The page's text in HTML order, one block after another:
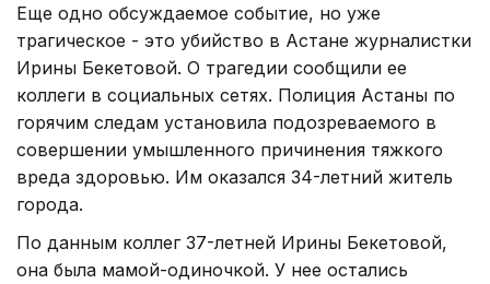
Еще одно обсуждаемое событие, но уже
трагическое - это убийство в Астане журналистки
Ирины Бекетовой. О трагедии сообщили ее
коллеги в социальных сетях. Полиция Астаны по
горячим следам установила подозреваемого в
совершении умышленного причинения тяжкого
вреда здоровью. Им оказался 34-летний житель
города.
По данным коллег 37-летней Ирины Бекетовой,
она была мамой-одиночкой. У нее остались